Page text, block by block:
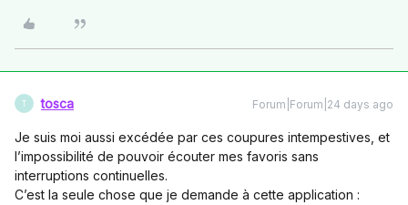
T tosca Forum|Forum|24 days ago
Je suis moi aussi excédée par ces coupures intempestives, et
l’impossibilité de pouvoir écouter mes favoris sans
interruptions continuelles.
C’est la seule chose que je demande à cette application :